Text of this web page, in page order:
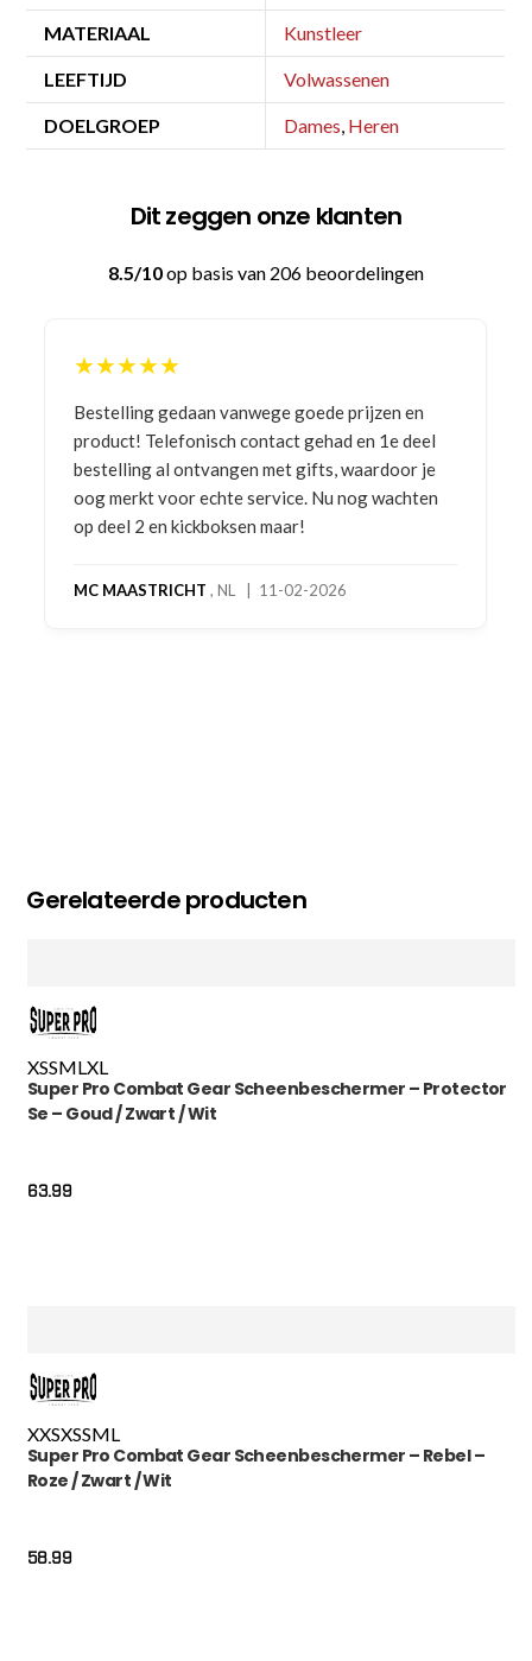
MATERIAAL Kunstleer
LEEFTIJD Volwassenen
DOELGROEP Dames, Heren
Dit zeggen onze klanten
8.5/10op basis van 206 beoordelingen
★★★★★
Bestelling gedaan vanwege goede prijzen en
product! Telefonisch contact gehad en 1e deel
bestelling al ontvangen met gifts, waardoor je
oog merkt voor echte service. Nu nog wachten
op deel 2 en kickboksen maar!
MC MAASTRICHT , NL | 11-02-2026
Gerelateerde producten
XSSMLXL
Super Pro Combat Gear Scheenbeschermer – Protector
Se – Goud / Zwart / Wit
63.99
XXSXSSML
Super Pro Combat Gear Scheenbeschermer – Rebel –
Roze / Zwart / Wit
58.99